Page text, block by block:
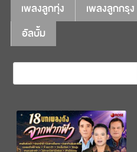
เพลงลูกทุ่ง เพลงลูกกรุง
อัลบั้ม